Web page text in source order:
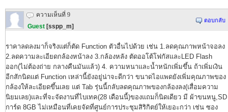
ความเห็นที่ 9
Guest [sspp_m]
ตอบกลับ
ราคาลดลงมาก็จริงแต่ก็ตัด Function ตัวอื่นไปด้วย เช่น 1.ลดคุณภาพหน้าจอลง
2.ลดความละเอียดกล้องหน้าลง 3.กล้องหลัง ตัดออโต้โฟกัสและLED Flash
ออก(ไม่ต้องถ่าย กลางคืนมันแล้ว) 4. ความหนาและน้ำหนักเพิ่มขึ้น ถ้าเพิ่มเงิน
อีกสักนิดแต่ Function เหล่านี้ยังอยู่น่าจะดีกว่า ขนาดไอแพดยังเพิ่มคุณภาพของ
กล้องให้ละเอียดขึ้นเลย แต่ Tab รุ่นนี้กลับลดคุณภาพของกล้องลง(เสื่อมความ
นิยมเลย)และที่จะจัดงานที่ไบเทค(28 เดือนนี้)ของแถมก็นิดเดียว มี ผ้าขนหนู,SD
การ์ด 8GB ไม่เหมือนที่เคยจัดที่ศูนย์การประชุมสิริกิตย์ให้เยอะกว่า เช่น ซอง